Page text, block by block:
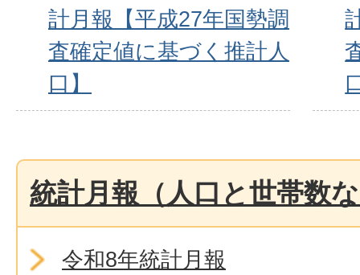
計月報【平成27年国勢調
査確定値に基づく推計人
口】
統計月報（人口と世帯数
令和8年統計月報